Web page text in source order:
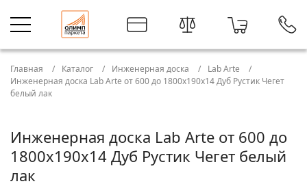
Главная Каталог Инженерная доска
Lab Arte
Инженерная доска Lab Arte от 600 до 1800х190х14 Дуб Рустик Чегет
белый лак
Инженерная доска Lab Arte от 600 до
1800х190х14 Дуб Рустик Чегет белый
лак